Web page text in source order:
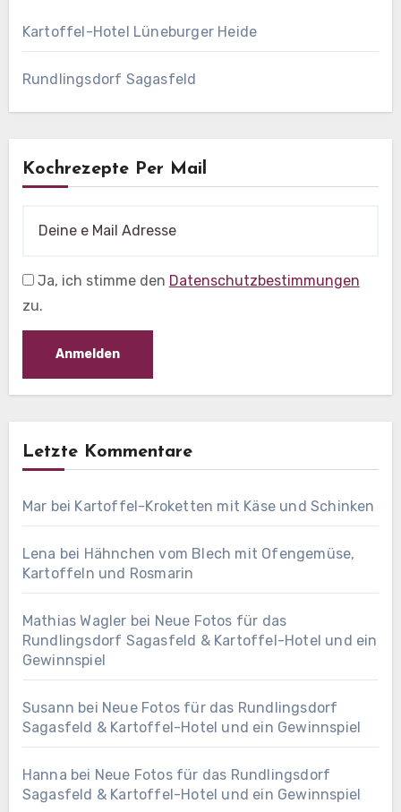
Kartoffel-Hotel Lüneburger Heide
Rundlingsdorf Sagasfeld
Kochrezepte Per Mail
Ja, ich stimme den Datenschutzbestimmungen
zu.
Letzte Kommentare
Mar bei Kartoffel-Kroketten mit Käse und Schinken
Lena bei Hähnchen vom Blech mit Ofengemüse,
Kartoffeln und Rosmarin
Mathias Wagler bei Neue Fotos für das
Rundlingsdorf Sagasfeld & Kartoffel-Hotel und ein
Gewinnspiel
Susann bei Neue Fotos für das Rundlingsdorf
Sagasfeld & Kartoffel-Hotel und ein Gewinnspiel
Hanna bei Neue Fotos für das Rundlingsdorf
Sagasfeld & Kartoffel-Hotel und ein Gewinnspiel